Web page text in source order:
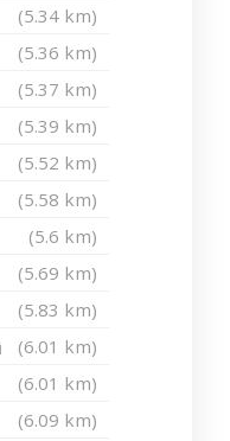
(5.34 km)
(5.36 km)
(5.37 km)
(5.39 km)
(5.52 km)
(5.58 km)
(5.6 km)
(5.69 km)
(5.83 km)
(6.01 km)
(6.01 km)
(6.09 km)